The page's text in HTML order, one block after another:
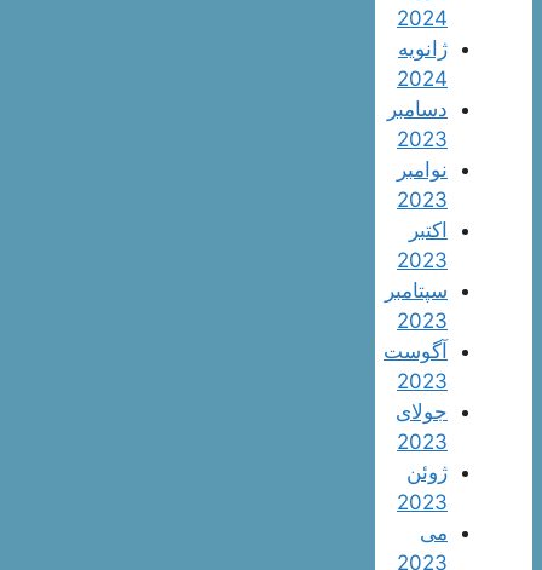
2024
ژانویه
2024
دسامبر
2023
نوامبر
2023
اکتبر
2023
سپتامبر
2023
آگوست
2023
جولای
2023
ژوئن
2023
می
2023